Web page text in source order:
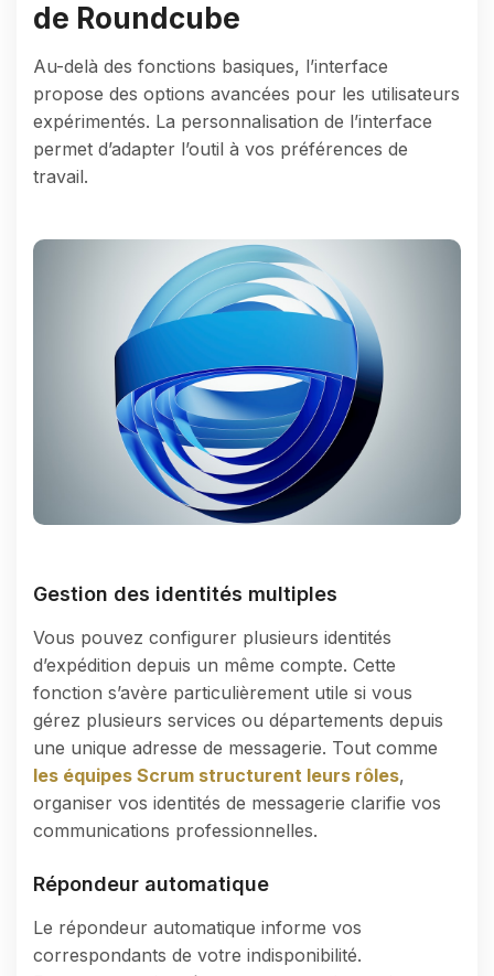
de Roundcube
Au-delà des fonctions basiques, l’interface
propose des options avancées pour les utilisateurs
expérimentés. La personnalisation de l’interface
permet d’adapter l’outil à vos préférences de
travail.
Gestion des identités multiples
Vous pouvez configurer plusieurs identités
d’expédition depuis un même compte. Cette
fonction s’avère particulièrement utile si vous
gérez plusieurs services ou départements depuis
une unique adresse de messagerie. Tout comme
les équipes Scrum structurent leurs rôles,
organiser vos identités de messagerie clarifie vos
communications professionnelles.
Répondeur automatique
Le répondeur automatique informe vos
correspondants de votre indisponibilité.